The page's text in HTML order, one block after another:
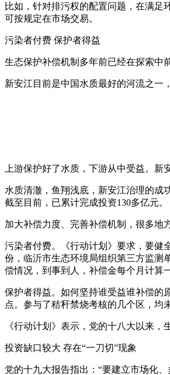
比如，针对排污权的配置问题，在满足
可按规定在市场交易。
污染者付费 保护者得益
生态保护补偿机制多年前已经在探索中
新安江目前是中国水质最好的河流之一
上游保护好了水质，下游从中受益。
水质清澈，鱼翔浅底，新安江治理的成
截至目前，已累计完成投资130多亿元。
加大补偿力度、完善补偿机制，很多地
污染者付费。《行动计划》要求，要健
份，临沂市生态环境局组织第三方监测
偿情况，到事到人，补偿金每个月计算
保护者得益。如何坚持谁受益谁补偿的
点。参与了秸秆禁烧考核的几个区，均
《行动计划》表示，党的十八大以来
投资缺口较大 存在“一刀切”现象
党的十九大报告指出：“要建立市场化